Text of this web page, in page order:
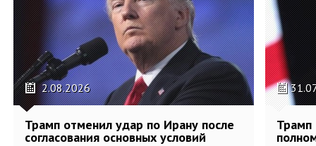
2.08.2026
Трамп отменил удар по Ирану после
согласования основных условий
Трамп